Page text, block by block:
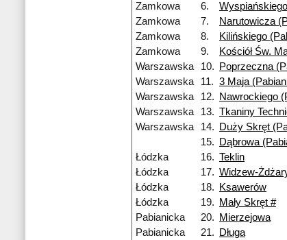
Zamkowa
6.
Zamkowa
7. Narutowicza
Zamkowa
8. Kilińskiego
Zamkowa
9.
Kościół Św.
Warszawska
10.
Poprzeczna
Warszawska
11. 3 Maja
Warszawska
12.
Nawrockiego
Warszawska
13. Tkaniny
Warszawska
14. Duży Skręt
15.
Dąbrowa
Łódzka
16. Teklin
Łódzka
17. Widzew-
Łódzka
18.
Ksawerów
Łódzka
19. Mały Skręt #
Pabianicka
20.
Mierzejowa
Pabianicka
21. Długa